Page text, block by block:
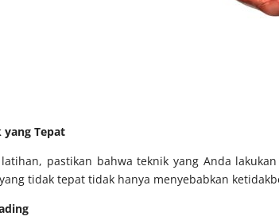
yang Tepat
pastikan bahwa teknik yang Anda
tidak tepat tidak hanya menyebabkan